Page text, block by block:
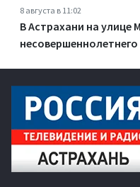
8 августа в 11:02
В Астрахани на улице